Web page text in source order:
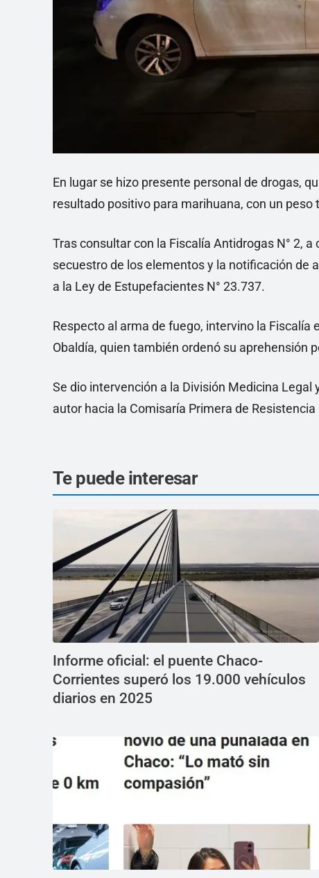
En lugar se hizo presente personal de drogas,
resultado positivo para marihuana, con un peso
Tras consultar con la Fiscalía Antidrogas N° 2,
secuestro de los elementos y la notificación de
a la Ley de Estupefacientes N° 23.737.
Respecto al arma de fuego, intervino la Fiscalía
Obaldía, quien también ordenó su aprehensión
Se dio intervención a la División Medicina
autor hacia la Comisaría Primera de
Te puede interesar
Informe oficial: el puente Chaco-
Corrientes superó los 19.000 vehículos
diarios en 2025